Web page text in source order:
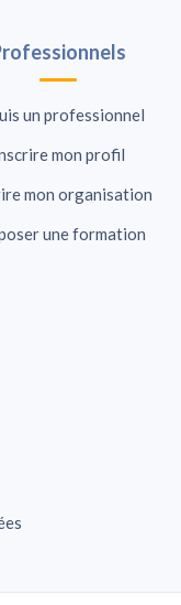
un professionnel
mon profil
mon organisation
une formation